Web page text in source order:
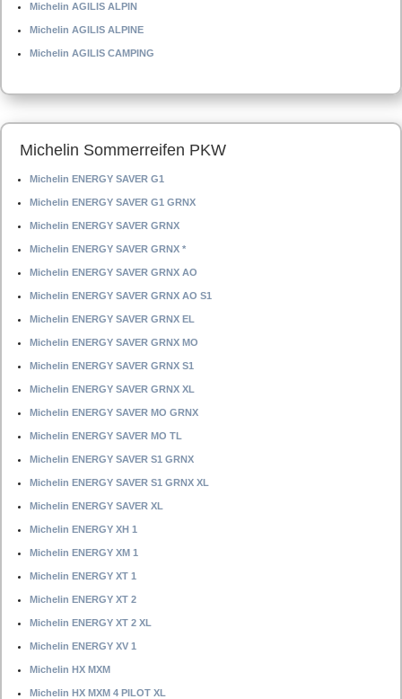
Michelin AGILIS ALPIN
Michelin AGILIS ALPINE
Michelin AGILIS CAMPING
Michelin Sommerreifen PKW
Michelin ENERGY SAVER G1
Michelin ENERGY SAVER G1 GRNX
Michelin ENERGY SAVER GRNX
Michelin ENERGY SAVER GRNX *
Michelin ENERGY SAVER GRNX AO
Michelin ENERGY SAVER GRNX AO S1
Michelin ENERGY SAVER GRNX EL
Michelin ENERGY SAVER GRNX MO
Michelin ENERGY SAVER GRNX S1
Michelin ENERGY SAVER GRNX XL
Michelin ENERGY SAVER MO GRNX
Michelin ENERGY SAVER MO TL
Michelin ENERGY SAVER S1 GRNX
Michelin ENERGY SAVER S1 GRNX XL
Michelin ENERGY SAVER XL
Michelin ENERGY XH 1
Michelin ENERGY XM 1
Michelin ENERGY XT 1
Michelin ENERGY XT 2
Michelin ENERGY XT 2 XL
Michelin ENERGY XV 1
Michelin HX MXM
Michelin HX MXM 4 PILOT XL